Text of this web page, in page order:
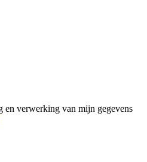
en verwerking van mijn gegevens